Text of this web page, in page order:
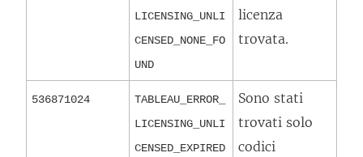
LICENSING_UNLI
CENSED_NONE_FO
UND
licenza
trovata.
536871024
TABLEAU_ERROR_
LICENSING_UNLI
CENSED_EXPIRED
Sono stati
trovati solo
codici